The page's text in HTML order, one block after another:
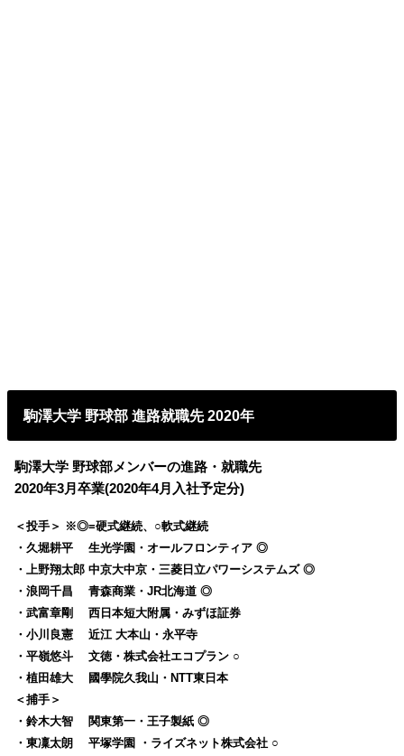
駒澤大学 野球部 進路就職先 2020年
駒澤大学 野球部メンバーの進路・就職先
2020年3月卒業(2020年4月入社予定分)
＜投手＞ ※◎=硬式継続、○軟式継続
・久堀耕平 生光学園・オールフロンティア ◎
・上野翔太郎 中京大中京・三菱日立パワーシステムズ ◎
・浪岡千昌 青森商業・JR北海道 ◎
・武富章剛 西日本短大附属・みずほ証券
・小川良憲 近江 大本山・永平寺
・平嶺悠斗 文徳・株式会社エコプラン ○
・植田雄大 國學院久我山・NTT東日本
＜捕手＞
・鈴木大智 関東第一・王子製紙 ◎
・東凜太朗 平塚学園 ・ライズネット株式会社 ○